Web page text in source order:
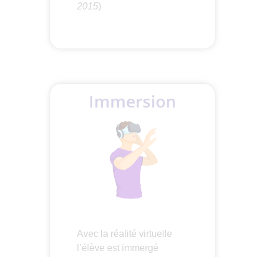
2015)
Immersion
Avec la réalité virtuelle
l’élève est immergé